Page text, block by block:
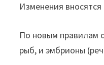
Изменения
По новым правилам
рыб, и эмбрионы